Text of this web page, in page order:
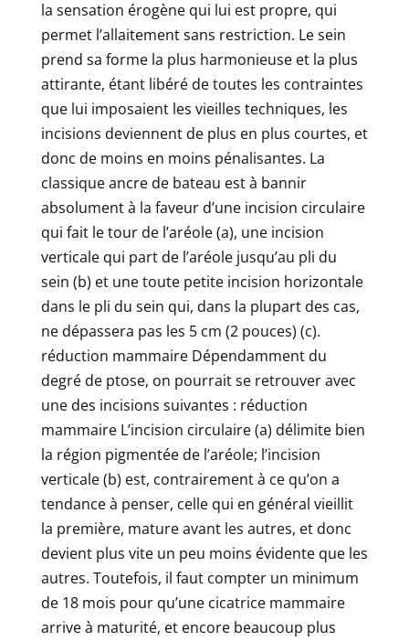
la sensation érogène qui lui est propre, qui
permet l’allaitement sans restriction. Le sein
prend sa forme la plus harmonieuse et la plus
attirante, étant libéré de toutes les contraintes
que lui imposaient les vieilles techniques, les
incisions deviennent de plus en plus courtes, et
donc de moins en moins pénalisantes. La
classique ancre de bateau est à bannir
absolument à la faveur d’une incision circulaire
qui fait le tour de l’aréole (a), une incision
verticale qui part de l’aréole jusqu’au pli du
sein (b) et une toute petite incision horizontale
dans le pli du sein qui, dans la plupart des cas,
ne dépassera pas les 5 cm (2 pouces) (c).
réduction mammaire Dépendamment du
degré de ptose, on pourrait se retrouver avec
une des incisions suivantes : réduction
mammaire L’incision circulaire (a) délimite bien
la région pigmentée de l’aréole; l’incision
verticale (b) est, contrairement à ce qu’on a
tendance à penser, celle qui en général vieillit
la première, mature avant les autres, et donc
devient plus vite un peu moins évidente que les
autres. Toutefois, il faut compter un minimum
de 18 mois pour qu’une cicatrice mammaire
arrive à maturité, et encore beaucoup plus